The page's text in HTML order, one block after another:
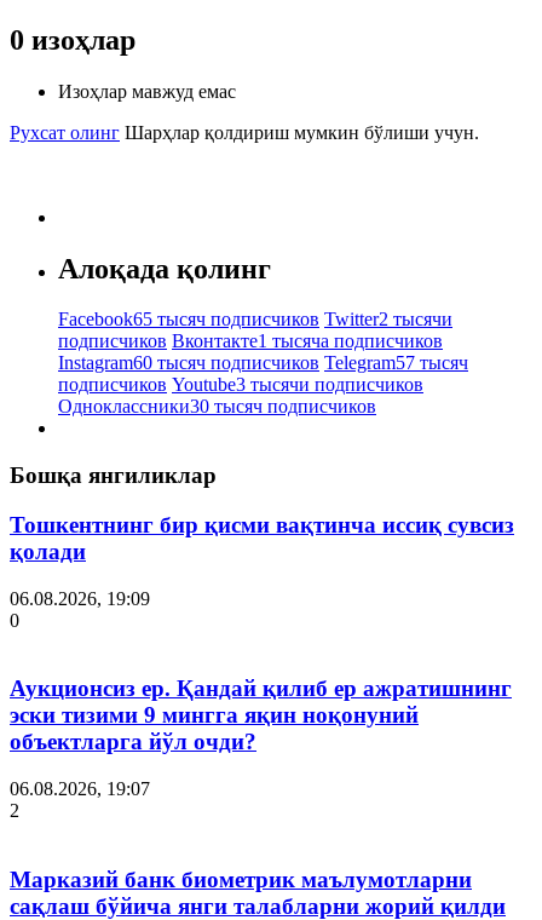
0 изоҳлар
Изоҳлар мавжуд емас
Рухсат олинг Шарҳлар қолдириш мумкин бўлиши учун.
Алоқада қолинг
Facebook65 тысяч подписчиков Twitter2 тысячи
подписчиков Вконтакте1 тысяча подписчиков
Instagram60 тысяч подписчиков Telegram57 тысяч
подписчиков Youtube3 тысячи подписчиков
Одноклассники30 тысяч подписчиков
Бошқа янгиликлар
Тошкентнинг бир қисми вақтинча иссиқ сувсиз
қолади
06.08.2026, 19:09
0
Аукционсиз ер. Қандай қилиб ер ажратишнинг
эски тизими 9 мингга яқин ноқонуний
объектларга йўл очди?
06.08.2026, 19:07
2
Марказий банк биометрик маълумотларни
сақлаш бўйича янги талабларни жорий қилди